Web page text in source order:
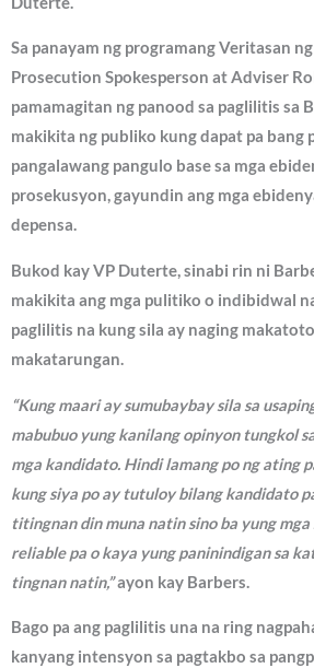
Sa panayam ng programang Veritasan
Prosecution Spokesperson at Adviser
pamamagitan ng panood sa paglilitis sa
makikita ng publiko kung dapat pa bang
pangalawang pangulo base sa mga
prosekusyon, gayundin ang mga
depensa.
Bukod kay VP Duterte, sinabi rin ni
makikita ang mga pulitiko o indibidwal
paglilitis na kung sila ay naging
makatarungan.
“Kung maari ay sumubaybay sila sa
mabubuo yung kanilang opinyon tungkol
mga kandidato. Hindi lamang po ng ating
kung siya po ay tutuloy bilang kandidato
titingnan din muna natin sino ba yung mga
reliable pa o kaya yung paninindigan sa
tingnan natin,”ayon kay Barbers.
Bago pa ang paglilitis una na ring
kanyang intensyon sa pagtakbo sa